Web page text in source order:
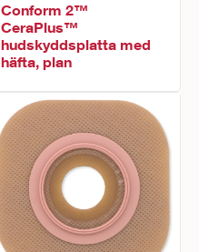
Conform 2™
CeraPlus™
hudskyddsplatta med
häfta, plan